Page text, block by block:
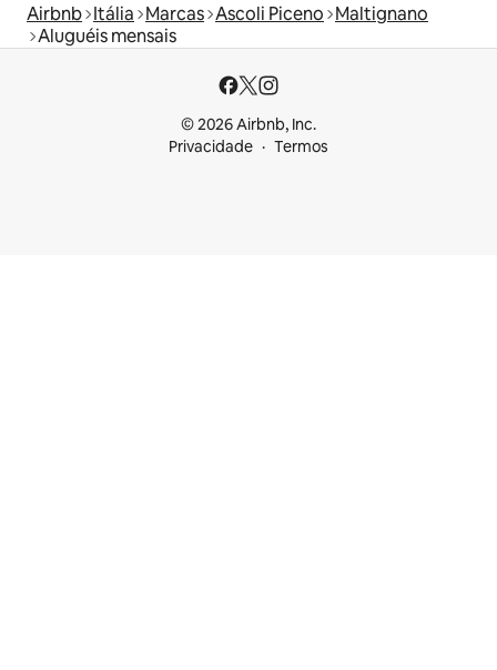
Airbnb Itália Marcas Ascoli Piceno Maltignano
Aluguéis mensais
© 2026 Airbnb, Inc.
Privacidade
Termos